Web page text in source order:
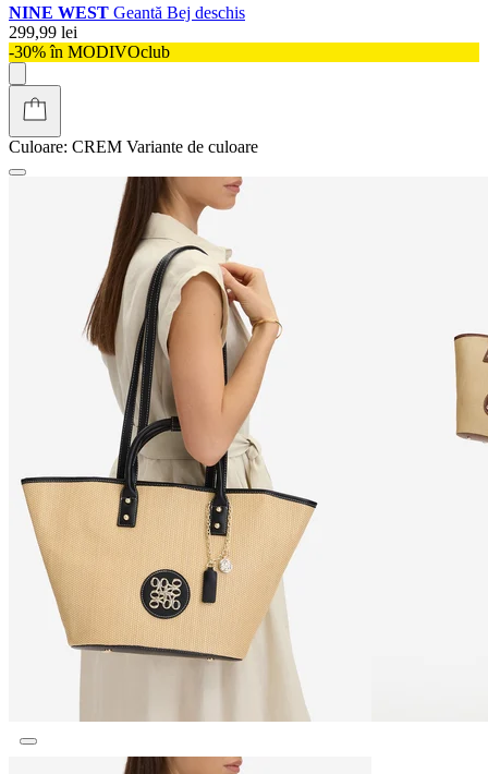
NINE WEST Geantă Bej deschis
299,99 lei
-30% în MODIVOclub
Culoare: CREM Variante de culoare